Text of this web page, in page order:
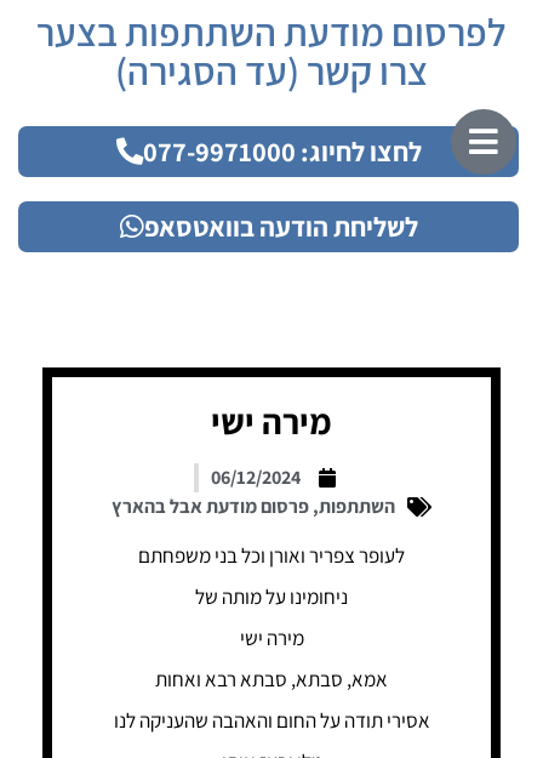
לפרסום מודעת השתתפות בצער
צרו קשר (עד הסגירה)
לחצו לחיוג: 077-9971000
לשליחת הודעה בוואטסאפ
מירה ישי
06/12/2024
השתתפות,פרסום מודעת אבל בהארץ
לעופר צפריר ואורן וכל בני משפחתם
ניחומינו על מותה של
מירה ישי
אמא, סבתא, סבתא רבא ואחות
אסירי תודה על החום והאהבה שהעניקה לנו